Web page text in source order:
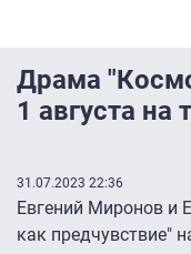
Драма
1 августа на
31.07.2023 22:36
Евгений Миронов и
как предчувствие"